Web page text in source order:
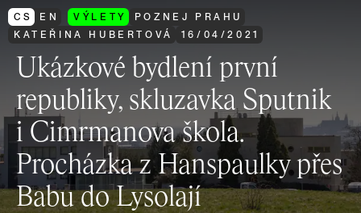
CS EN VÝLETY
POZNEJ PRAHU
KATEŘINA HUBERTOVÁ
16/ 04 /2021
Ukázkové bydlení první
republiky, skluzavka Sputnik
i Cimrmanova škola.
Procházka z Hanspaulky přes
Babu do Lysolají